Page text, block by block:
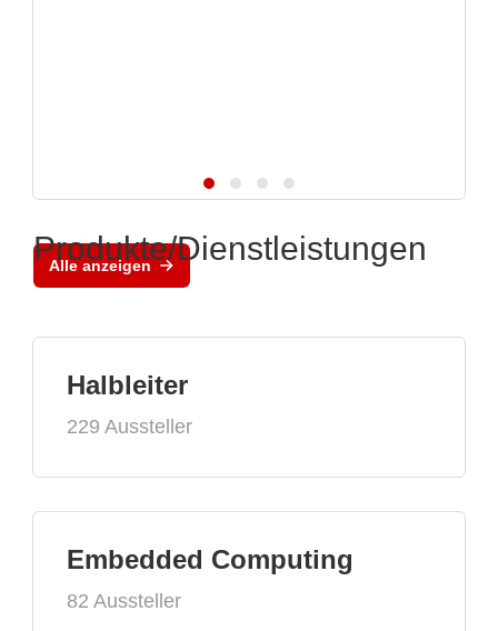
Alle anzeigen
Produkte/Dienstleistungen
Halbleiter
229 Aussteller
Embedded Computing
82 Aussteller